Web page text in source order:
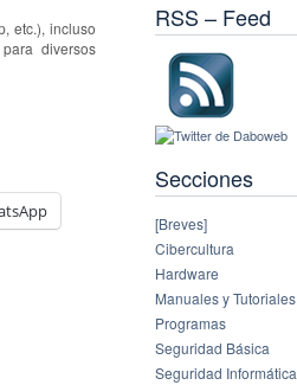
etc.), incluso
diversos
RSS – Feed
Secciones
[Breves]
Cibercultura
Hardware
Manuales y Tutoriales
Programas
Seguridad Básica
Seguridad Informática